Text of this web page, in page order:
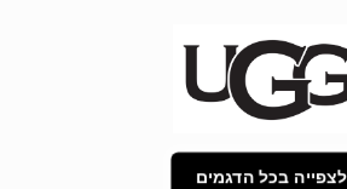
לצפייה בכל הדגמים